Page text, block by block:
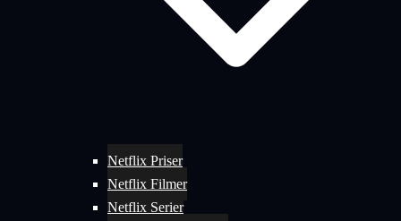
Netflix Priser
Netflix Filmer
Netflix Serier